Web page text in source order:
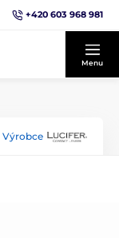
+420 603 968 981
Menu
Výrobce